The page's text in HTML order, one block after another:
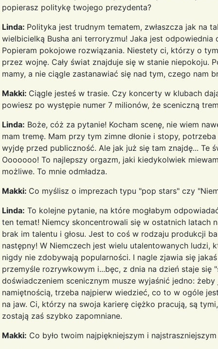
popierasz politykę twojego prezydenta?
Linda: Polityka jest trudnym tematem, zwłaszcza jak na
wielbicielką Busha ani terroryzmu! Jaka jest
Popieram pokojowe rozwiązania. Niestety ci, którzy o
przez wojnę. Cały świat znajduje się w stanie niepokoju.
mamy, a nie ciągle zastanawiać się nad tym, czego nam
Makki: Ciągle jesteś w trasie. Czy koncerty w klubach
powiesz po występie numer 7 milionów, że sceniczną
Linda: Boże, cóż za pytanie! Kocham scenę, nie wiem
mam tremę. Mam przy tym zimne dłonie i stopy,
wyjdę przed publiczność. Ale jak już się tam znajdę... Te
Ooooooo! To najlepszy orgazm, jaki kiedykolwiek
możliwe. To mnie odmładza.
Makki: Co myślisz o imprezach typu "pop stars" czy
Linda: To kolejne pytanie, na które mogłabym
ten temat! Niemcy skoncentrowali się w ostatnich latach
brak im talentu i głosu. Jest to coś w rodzaju produkcji
następny! W Niemczech jest wielu utalentowanych ludzi,
nigdy nie zdobywają popularności. I nagle zjawia się
przemyśle rozrywkowym i...bęc, z dnia na dzień staje
doświadczeniem scenicznym musze wyjaśnić jedno:
namiętnością, trzeba najpierw wiedzieć, co to w ogóle
na jaw. Ci, którzy na swoja karierę ciężko pracują, są
zostają zaś szybko zapomniane.
Makki: Co było twoim najpiękniejszym i